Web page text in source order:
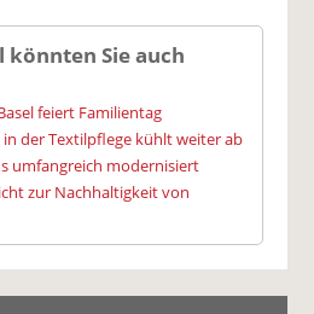
Sie auch
feiert Familientag
der Textilpflege kühlt weiter ab
umfangreich modernisiert
zur Nachhaltigkeit von